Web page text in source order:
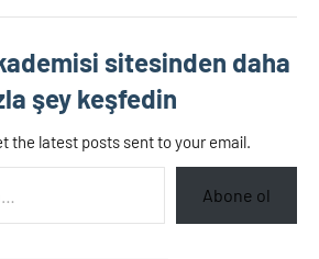
sitesinden daha
şey keşfedin
the latest posts sent to your email.
Abone ol